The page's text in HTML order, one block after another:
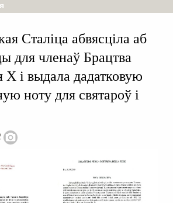
Сталіца абвясціла аб
для членаў Брацтва
Х і выдала дадатковую
ноту для святароў і